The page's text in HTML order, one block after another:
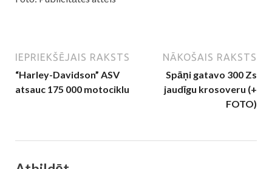
IEPRIEKŠĒJAIS RAKSTS
“Harley-Davidson” ASV
atsauc 175 000 motociklu
NĀKOŠAIS RAKSTS
Spāņi gatavo 300 Zs
jaudīgu krosoveru (+
FOTO)